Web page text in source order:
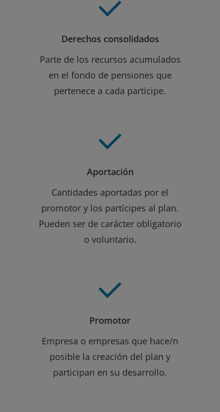
Derechos consolidados
Parte de los recursos acumulados
en el fondo de pensiones que
pertenece a cada partícipe.
Aportación
Cantidades aportadas por el
promotor y los partícipes al plan.
Pueden ser de carácter obligatorio
o voluntario.
Promotor
Empresa o empresas que hace/n
posible la creación del plan y
participan en su desarrollo.